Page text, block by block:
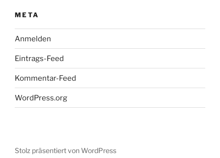
META
Anmelden
Eintrags-Feed
Kommentar-Feed
WordPress.org
Stolz präsentiert von WordPress